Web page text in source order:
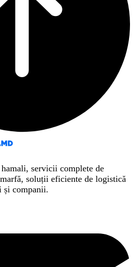
servicii complete de
soluții eficiente de logistică
și companii.